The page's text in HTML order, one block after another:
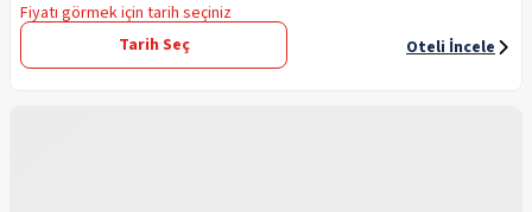
Fiyatı görmek için tarih seçiniz
Tarih Seç
Oteli İncele